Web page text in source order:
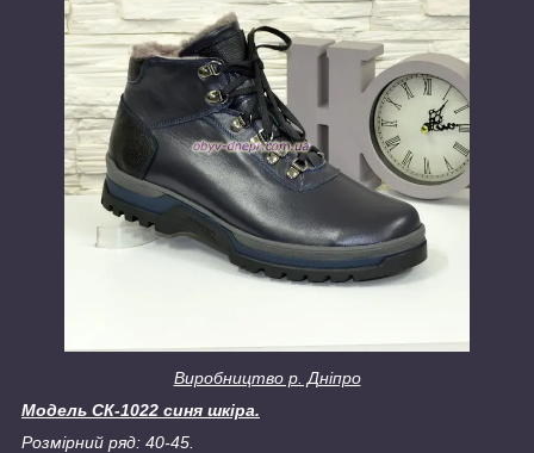
Виробництво р. Дніпро
Модель СК-1022 синя шкіра.
Розмірний ряд: 40-45.